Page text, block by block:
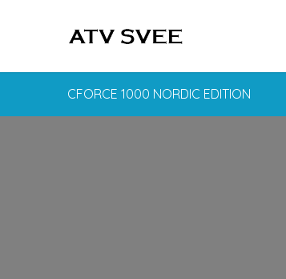
CFORCE 1000 NORDIC EDITION